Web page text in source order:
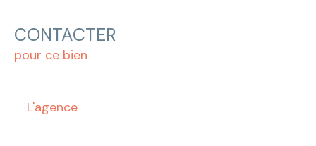
CONTACTER
pour ce bien
L'agence